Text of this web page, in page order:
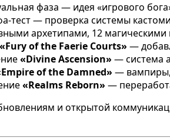
фаза — идея «игрового
тест — проверка системы
архетипами, 12
«Fury of the Faerie Courts»—
«Divine Ascension»— система
of the Damned»—
«Realms Reborn»—
и открытой